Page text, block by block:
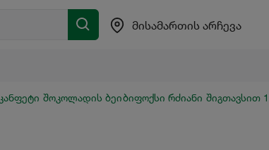
მისამართის არჩევა
კანფეტი შოკოლადის ბეიბიფოქსი რძიანი შიგთავსით